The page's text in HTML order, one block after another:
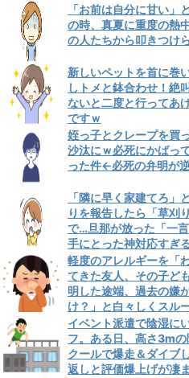
「お前は自分に甘い
の時、真夏に重度の熱
の人たちから叩きつけ
新しいペットを首に巻
しトメと鉢合わせ！絶
ないと二度と行ってあ
ですｗ
姪っ子とクレープを買
沙汰にｗ必死にかばっ
った件←必死の弁明が
「隣に早く家建てろ」
りを報告したら「草刈
で…旦那が放った「一
手にとった神対応すぎ
軽度のアレルギーを「
てきた友人、その子ど
明した途端、過去の嫌
け？」と白々しくスル
イベント派遣で陰湿に
フ。ある日、高さ3m
クールで爆走＆ダイブ
返しと評価爆上げが凄